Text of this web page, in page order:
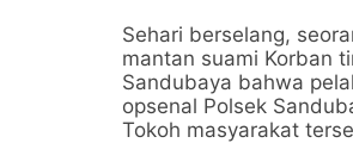
Sehari berselang,
mantan suami Korban
Sandubaya bahwa
opsenal Polsek
Tokoh masyarakat